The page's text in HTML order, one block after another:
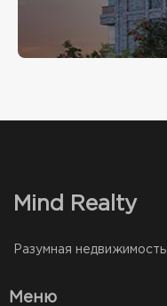
Mind Realty
Разумная недвижимость
Меню